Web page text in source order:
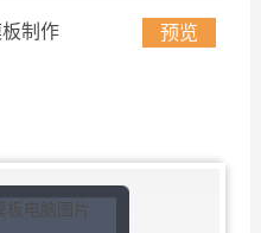
制作
预览